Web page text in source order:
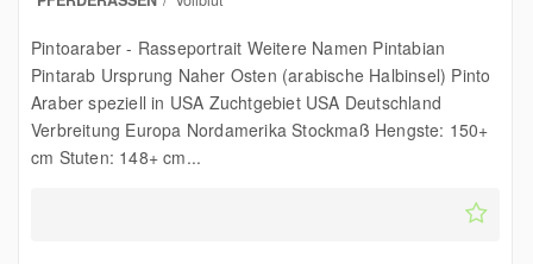
Pintoaraber - Rasseportrait Weitere Namen Pintabian
Pintarab Ursprung Naher Osten (arabische Halbinsel) Pinto
Araber speziell in USA Zuchtgebiet USA Deutschland
Verbreitung Europa Nordamerika Stockmaß Hengste: 150+
cm Stuten: 148+ cm...